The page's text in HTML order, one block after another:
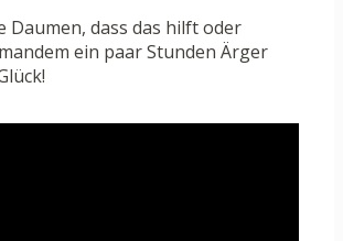
Daumen, dass das hilft oder
ein paar Stunden Ärger